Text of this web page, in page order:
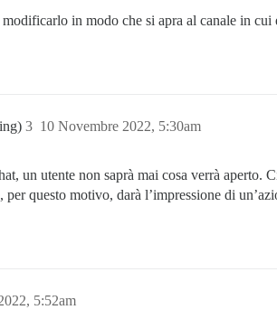
in modo che si apra al canale in cui
10 Novembre 2022, 5:30am
3
un utente non saprà mai cosa verrà aperto.
questo motivo, darà l’impressione di
5:52am